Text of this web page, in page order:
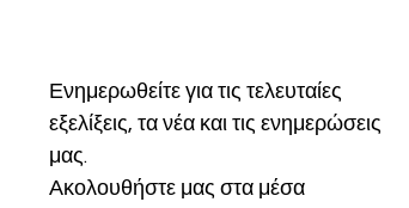
Ενημερωθείτε για τις τελευταίες
εξελίξεις, τα νέα και τις ενημερώσεις
μας.
Ακολουθήστε μας στα μέσα